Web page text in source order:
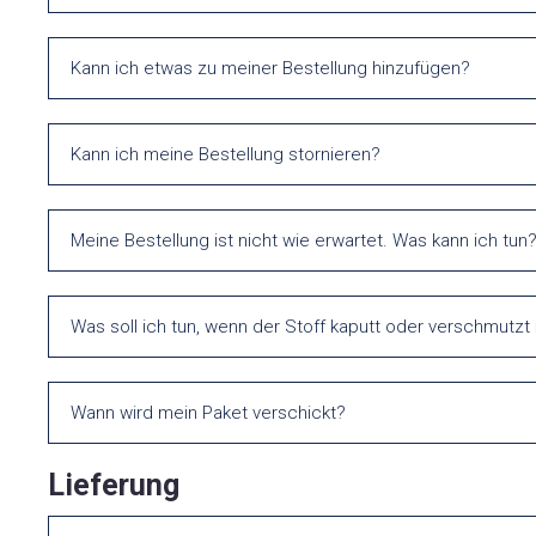
Kann ich etwas zu meiner Bestellung hinzufügen?
Kann ich meine Bestellung stornieren?
Meine Bestellung ist nicht wie erwartet. Was kann ich tun?
Was soll ich tun, wenn der Stoff kaputt oder verschmutzt
Wann wird mein Paket verschickt?
Lieferung